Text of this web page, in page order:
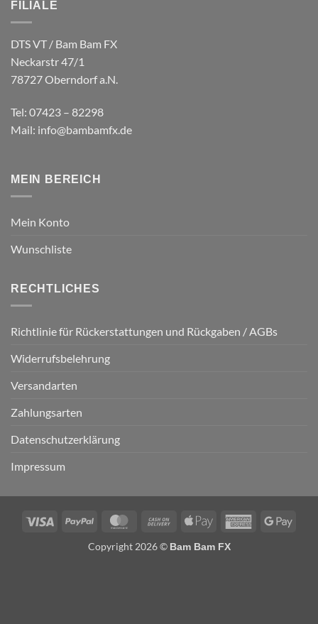
FILIALE
DTS VT / Bam Bam FX
Neckarstr 47/1
78727 Oberndorf a.N.
Tel: 07423 – 82298
Mail: info@bambamfx.de
MEIN BEREICH
Mein Konto
Wunschliste
RECHTLICHES
Richtlinie für Rückerstattungen und Rückgaben / AGBs
Widerrufsbelehrung
Versandarten
Zahlungsarten
Datenschutzerklärung
Impressum
Visa PayPal MasterCardCash
Delivery
Apple
American
Copyright 2026 © Bam Bam FX